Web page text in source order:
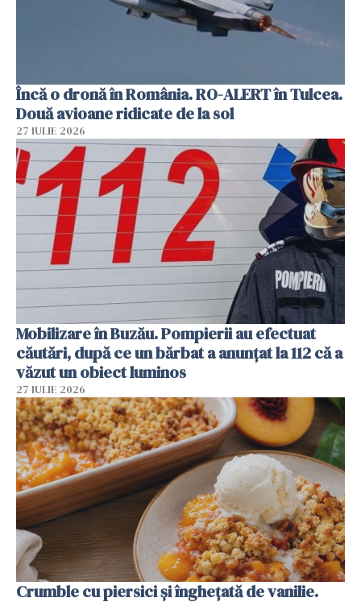
Încă o dronă în România. RO-ALERT în Tulcea.
Două avioane ridicate de la sol
27 IULIE 2026
Mobilizare în Buzău. Pompierii au efectuat
căutări, după ce un bărbat a anunțat la 112 că a
văzut un obiect luminos
27 IULIE 2026
Crumble cu piersici și înghețată de vanilie.